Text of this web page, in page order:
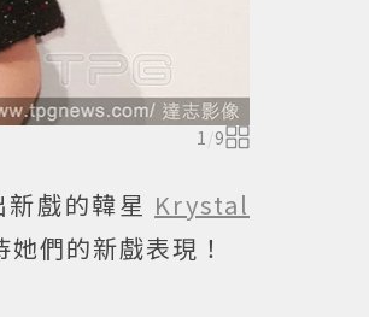
1 /9
戲的韓星 Krystal
們的新戲表現！